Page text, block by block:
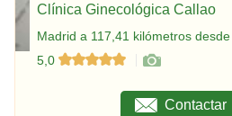
Clínica Ginecológica Callao
Madrid a 117,41 kilómetros
5,0
Contactar